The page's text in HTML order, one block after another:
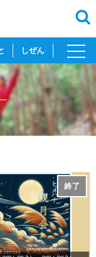
しぜん
toggle
終了